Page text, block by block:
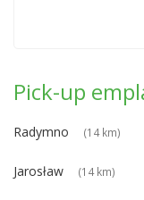
Pick-up
Radymno (14 km)
Jarosław (14 km)